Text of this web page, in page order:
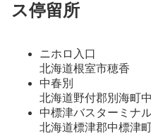
ス停留所
ニホロ入口
北海道根室市穂香
中春別
北海道野付郡別海町
中標津バスターミナ
北海道標津郡中標津